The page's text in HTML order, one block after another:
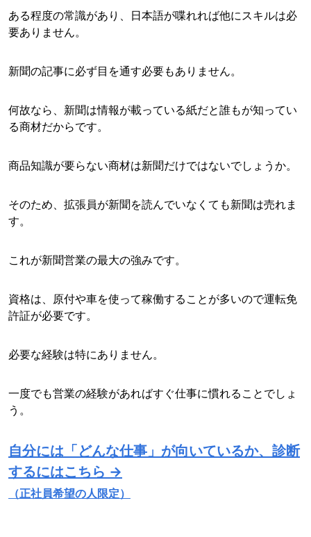
ある程度の常識があり、日本語が喋れれば他にスキルは必
要ありません。
新聞の記事に必ず目を通す必要もありません。
何故なら、新聞は情報が載っている紙だと誰もが知ってい
る商材だからです。
商品知識が要らない商材は新聞だけではないでしょうか。
そのため、拡張員が新聞を読んでいなくても新聞は売れま
す。
これが新聞営業の最大の強みです。
資格は、原付や車を使って稼働することが多いので運転免
許証が必要です。
必要な経験は特にありません。
一度でも営業の経験があればすぐ仕事に慣れることでしょ
う。
自分には「どんな仕事」が向いているか、診断
するにはこちら →
（正社員希望の人限定）